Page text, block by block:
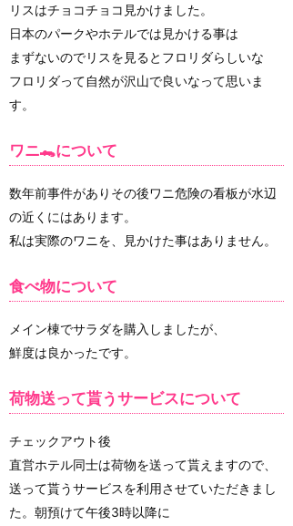
リスはチョコチョコ見かけました。
日本のパークやホテルでは見かける事は
まずないのでリスを見るとフロリダらしいな
フロリダって自然が沢山で良いなって思いま
す。
ワニ🐊について
数年前事件がありその後ワニ危険の看板が水辺
の近くにはあります。
私は実際のワニを、見かけた事はありません。
食べ物について
メイン棟でサラダを購入しましたが、
鮮度は良かったです。
荷物送って貰うサービスについて
チェックアウト後
直営ホテル同士は荷物を送って貰えますので、
送って貰うサービスを利用させていただきまし
た。朝預けて午後3時以降に